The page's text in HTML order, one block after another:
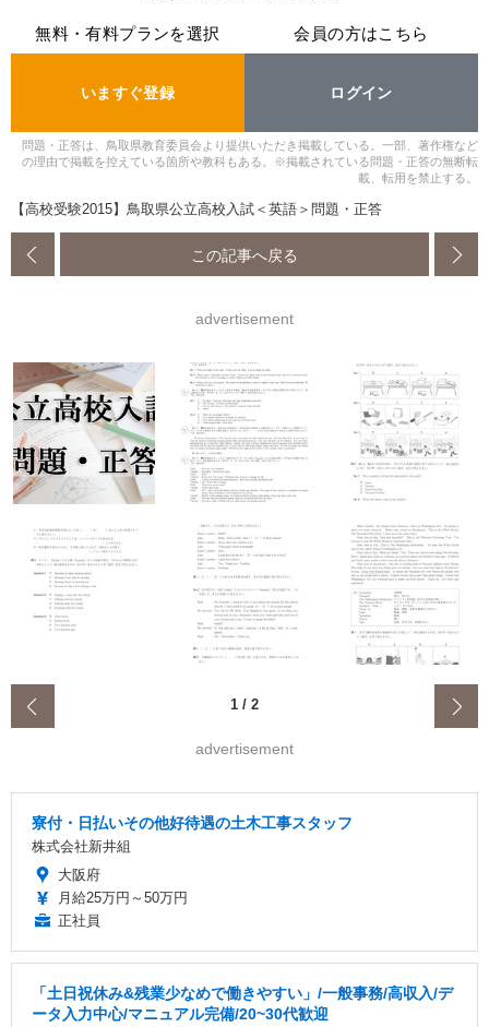
無料・有料プランを選択
いますぐ登録
会員の方はこちら
ログイン
問題・正答は、鳥取県教育委員会より提供いただき掲載している。一部、著作権など
の理由で掲載を控えている箇所や教科もある。※掲載されている問題・正答の無断転
載、転用を禁止する。
【高校受験2015】鳥取県公立高校入試＜英語＞問題・正答
この記事へ戻る
advertisement
1 / 2
advertisement
寮付・日払いその他好待遇の土木工事スタッフ
株式会社新井組
大阪府
月給25万円～50万円
正社員
「土日祝休み&残業少なめで働きやすい」/一般事務/高収入/デ
ータ入力中心/マニュアル完備/20~30代歓迎